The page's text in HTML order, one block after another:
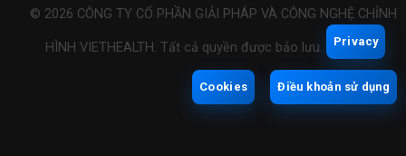
© 2026 CÔNG TY CỔ PHẦN GIẢI PHÁP VÀ CÔNG NGHỆ CHỈNH
HÌNH VIETHEALTH. Tất cả quyền được bảo lưu. Privacy
Cookies Điều khoản sử dụng